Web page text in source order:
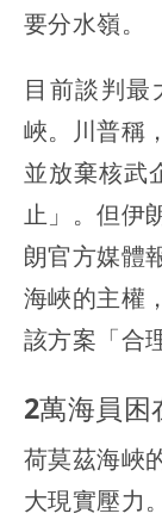
要分水嶺。
目前談判
峽。川普稱
並放棄核武
止」。但伊
朗官方媒體
海峽的主權
該方案「合
2萬海員困
荷莫茲海峽
大現實壓力